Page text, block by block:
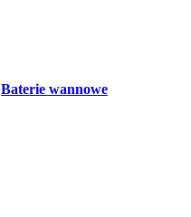
Baterie wannowe